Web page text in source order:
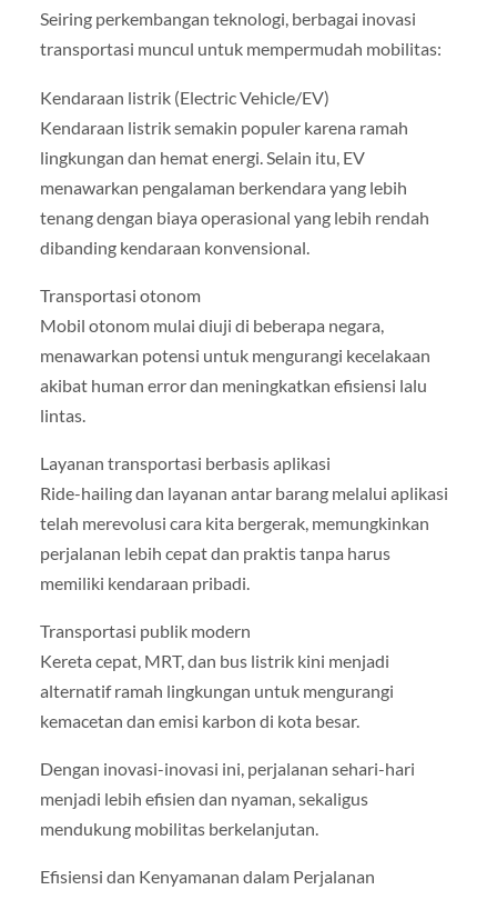
Seiring perkembangan teknologi, berbagai inovasi
transportasi muncul untuk mempermudah mobilitas:
Kendaraan listrik (Electric Vehicle/EV)
Kendaraan listrik semakin populer karena ramah
lingkungan dan hemat energi. Selain itu, EV
menawarkan pengalaman berkendara yang lebih
tenang dengan biaya operasional yang lebih rendah
dibanding kendaraan konvensional.
Transportasi otonom
Mobil otonom mulai diuji di beberapa negara,
menawarkan potensi untuk mengurangi kecelakaan
akibat human error dan meningkatkan efisiensi lalu
lintas.
Layanan transportasi berbasis aplikasi
Ride-hailing dan layanan antar barang melalui aplikasi
telah merevolusi cara kita bergerak, memungkinkan
perjalanan lebih cepat dan praktis tanpa harus
memiliki kendaraan pribadi.
Transportasi publik modern
Kereta cepat, MRT, dan bus listrik kini menjadi
alternatif ramah lingkungan untuk mengurangi
kemacetan dan emisi karbon di kota besar.
Dengan inovasi-inovasi ini, perjalanan sehari-hari
menjadi lebih efisien dan nyaman, sekaligus
mendukung mobilitas berkelanjutan.
Efisiensi dan Kenyamanan dalam Perjalanan